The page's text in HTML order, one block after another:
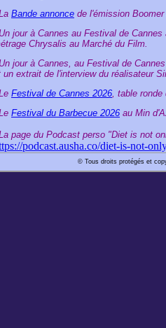
Bande annonce de l'émission
jour à Cannes au Festival de
Chrysalis au Marché du Film.
jour à Cannes, au Festival de
un extrait de l'interview du réalisateur
Festival de Cannes 2026, table ronde
Festival du Barbecue 2026 au Min
page du Podcast perso "Diet is not
podcast.ausha.co/diet-is-not-
© Tous droits protégés et